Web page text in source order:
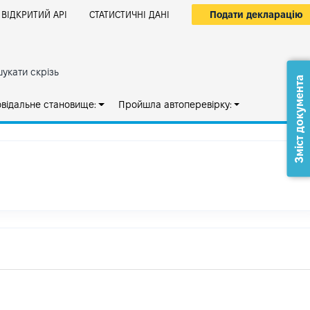
ВІДКРИТИЙ АРІ СТАТИСТИЧНІ ДАНІ Подати декларацію
скрізь
становище: Пройшла автоперевірку: Зміст документа